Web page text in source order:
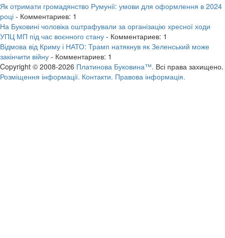
Як отримати громадянство Румунії: умови для оформлення в 2024
році - Комментариев: 1
На Буковині чоловіка оштрафували за організацію хресної ходи
УПЦ МП під час воєнного стану - Комментариев: 1
Відмова від Криму і НАТО: Трамп натякнув як Зеленський може
закінчити війну - Комментариев: 1
Copyright © 2008-2026 Платинова Буковина™. Всі права захищено.
Розміщення інформації. Контакти. Правова інформація.